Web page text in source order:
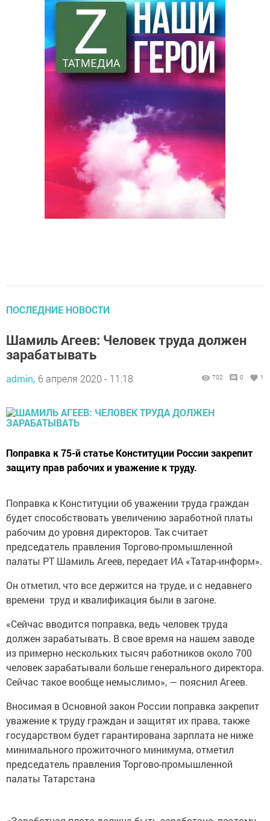
ПОСЛЕДНИЕ НОВОСТИ
Шамиль Агеев: Человек труда должен
зарабатывать
admin, 6 апреля 2020 - 11:18 702 0 1
Поправка к 75-й статье Конституции России закрепит
защиту прав рабочих и уважение к труду.
Поправка к Конституции об уважении труда граждан
будет способствовать увеличению заработной платы
рабочим до уровня директоров. Так считает
председатель правления Торгово-промышленной
палаты РТ Шамиль Агеев, передает ИА «Татар-информ».
Он отметил, что все держится на труде, и с недавнего
времени труд и квалификация были в загоне.
«Сейчас вводится поправка, ведь человек труда
должен зарабатывать. В свое время на нашем заводе
из примерно нескольких тысяч работников около 700
человек зарабатывали больше генерального директора.
Сейчас такое вообще немыслимо», — пояснил Агеев.
Вносимая в Основной закон России поправка закрепит
уважение к труду граждан и защитят их права, также
государством будет гарантирована зарплата не ниже
минимального прожиточного минимума, отметил
председатель правления Торгово-промышленной
палаты Татарстана